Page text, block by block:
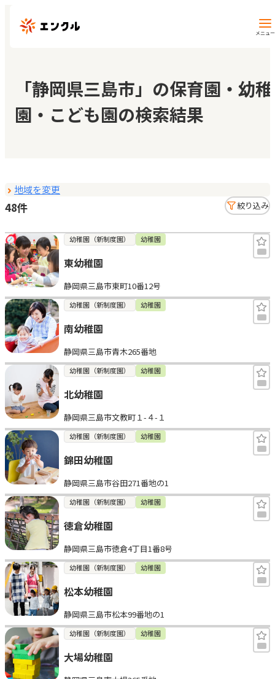
メニュー
保育園・幼稚園を探す
地図から探す
マイページ
お気に入り
見学日記
メッセージ
おすすめの園
エンクルの特徴と活用方法
コラム
お知らせ
「静岡県三島市」の保育園・幼稚
園・こども園の検索結果
地域を変更
48件 絞り込み
幼稚園（新制度園） 幼稚園
東幼稚園
静岡県三島市東町10番12号
幼稚園（新制度園） 幼稚園
南幼稚園
静岡県三島市青木265番地
幼稚園（新制度園） 幼稚園
北幼稚園
静岡県三島市文教町１-４-１
幼稚園（新制度園） 幼稚園
錦田幼稚園
静岡県三島市谷田271番地の1
幼稚園（新制度園） 幼稚園
徳倉幼稚園
静岡県三島市徳倉4丁目1番8号
幼稚園（新制度園） 幼稚園
松本幼稚園
静岡県三島市松本99番地の1
幼稚園（新制度園） 幼稚園
大場幼稚園